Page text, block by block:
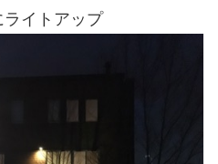
イトアップ